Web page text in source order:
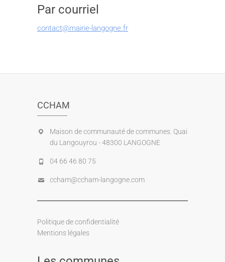
Par courriel
contact@mairie-langogne.fr
CCHAM
Maison de communauté de communes. Quai
du Langouyrou - 48300 LANGOGNE
04 66 46 80 75
ccham@ccham-langogne.com
Politique de confidentialité
Mentions légales